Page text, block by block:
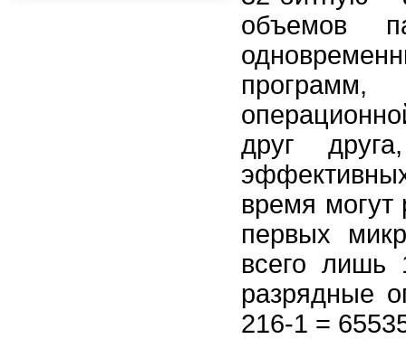
объемов
друг
время могут
первых
всего лишь
разрядные
216-1 =